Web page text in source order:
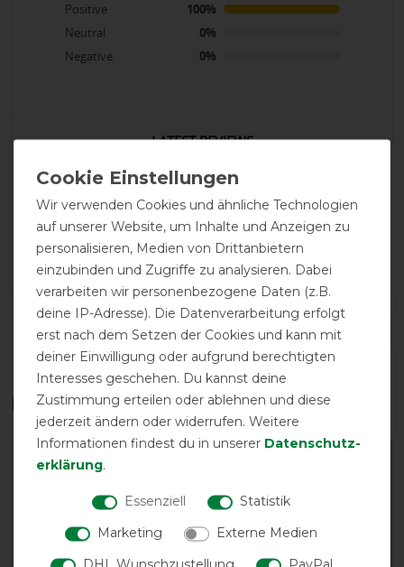
Positive
100%
Neutral
0%
Negative
0%
LATEST REVIEWS
16.11.2019
ich die Gamaschen noch nicht verwendet habe.Optisch
schön,die Größe passt meiner Stute und vom Hören her
sehr gute Qualität.....
DETAILS ZUR PRODUKTSICHERHEIT
Das perfekte Zubehör für dich
-10%
Wir verwenden Cookies und ähnliche Technologien
auf unserer Website, um Inhalte und Anzeigen zu
personalisieren, Medien von Drittanbietern
einzubinden und Zugriffe zu analysieren. Dabei
verarbeiten wir personenbezogene Daten (z.B.
deine IP-Adresse). Die Datenverarbeitung erfolgt
erst nach dem Setzen der Cookies und kann mit
deiner Einwilligung oder aufgrund berechtigten
Interesses geschehen. Du kannst deine
Zustimmung erteilen oder ablehnen und diese
jederzeit ändern oder widerrufen. Weitere
Informationen findest du in unserer Daten­schutz­
erklärung.
Essenziell
Statistik
Marketing
Externe Medien
DHL Wunschzustellung
PayPal